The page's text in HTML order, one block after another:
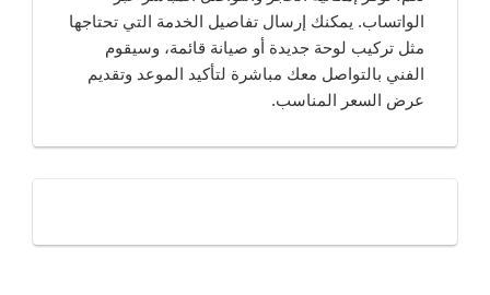
الواتساب. يمكنك إرسال تفاصيل الخدمة التي تحتاجها
مثل تركيب لوحة جديدة أو صيانة قائمة، وسيقوم
الفني بالتواصل معك مباشرة لتأكيد الموعد وتقديم
عرض السعر المناسب.